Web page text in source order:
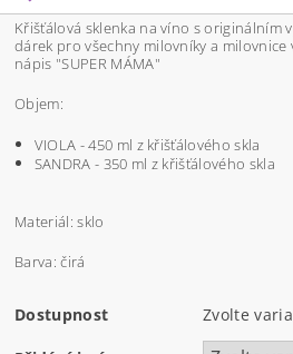
Křišťálová sklenka na víno s originálním
dárek pro všechny milovníky a milovnice
nápis "SUPER MÁMA"
Objem:
VIOLA - 450 ml z křišťálového skla
SANDRA - 350 ml z křišťálového skla
Materiál: sklo
Barva: čirá
Dostupnost Zvolte